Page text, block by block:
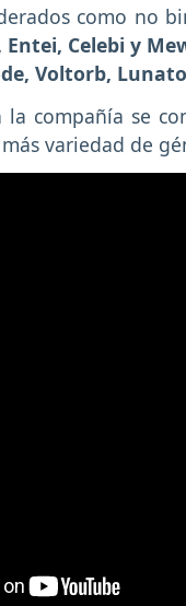
como no
Celebi y
Voltorb,
compañía se
variedad de